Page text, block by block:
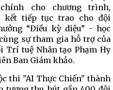
cho chương trình,
kết tiếp tục trao cho đội
“Điều kỳ diệu” - học
sự tham gia hỗ trợ của
Trí tuệ Nhân tạo Phạm Hy
Ban Giám khảo.
thi "AI Thực Chiến" thành